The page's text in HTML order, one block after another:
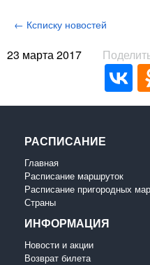
← Ксписку новостей
23 марта 2017
РАСПИСАНИЕ
Главная
Расписание маршруток
Расписание пригородных
Страны
ИНФОРМАЦИЯ
Новости и акции
Возврат билета